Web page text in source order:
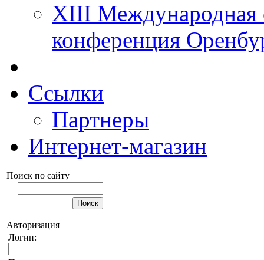
XIII Международная
конференция
Ссылки
Партнеры
Интернет-магазин
Поиск по сайту
Авторизация
Логин: